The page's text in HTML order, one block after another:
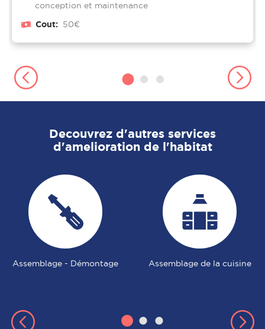
conception et maintenance
Cout: 50€
Decouvrez d'autres services
d'amelioration de l'habitat
Assemblage - Démontage Assemblage de la cuisine